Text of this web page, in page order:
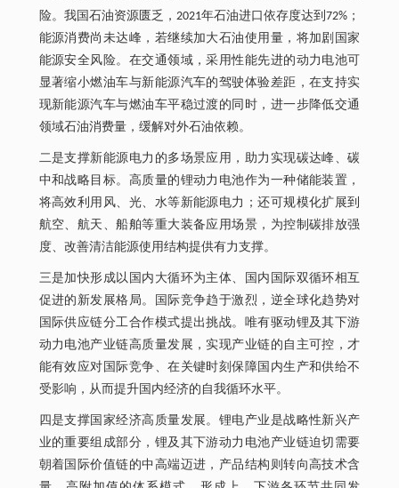
险。我国石油资源匮乏，2021年石油进口依存度达到72%；
能源消费尚未达峰，若继续加大石油使用量，将加剧国家
能源安全风险。在交通领域，采用性能先进的动力电池可
显著缩小燃油车与新能源汽车的驾驶体验差距，在支持实
现新能源汽车与燃油车平稳过渡的同时，进一步降低交通
领域石油消费量，缓解对外石油依赖。
二是支撑新能源电力的多场景应用，助力实现碳达峰、碳
中和战略目标。高质量的锂动力电池作为一种储能装置，
将高效利用风、光、水等新能源电力；还可规模化扩展到
航空、航天、船舶等重大装备应用场景，为控制碳排放强
度、改善清洁能源使用结构提供有力支撑。
三是加快形成以国内大循环为主体、国内国际双循环相互
促进的新发展格局。国际竞争趋于激烈，逆全球化趋势对
国际供应链分工合作模式提出挑战。唯有驱动锂及其下游
动力电池产业链高质量发展，实现产业链的自主可控，才
能有效应对国际竞争、在关键时刻保障国内生产和供给不
受影响，从而提升国内经济的自我循环水平。
四是支撑国家经济高质量发展。锂电产业是战略性新兴产
业的重要组成部分，锂及其下游动力电池产业链迫切需要
朝着国际价值链的中高端迈进，产品结构则转向高技术含